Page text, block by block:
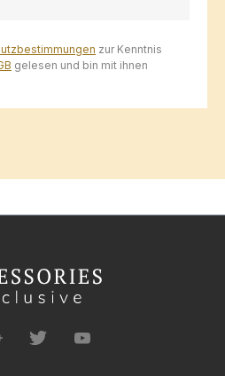
zur Kenntnis
gelesen und bin mit ihnen